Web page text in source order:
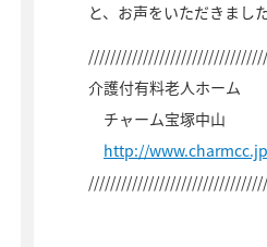
と、お声をいただきまし
介護付有料老人ホーム
チャーム宝塚中山
http://